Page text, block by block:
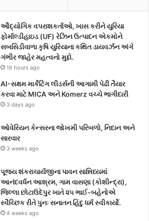
e
b
o
o
k
t
t
e
t
a
g
a
ઔદ્યોગિક વપરાશકર્તાઓ, ખાસ કરીને યુરિયા
ફોર્માલ્ડીહાઇડ (UF) રેઝિન ઉત્પાદન એકમોને
સબસિડીવાળા કૃષિ યુરિયાના કથિત ડાયવર્ઝન અંગે
ગંભીર જાહેર મહત્વનો મુદ્દો.
16 hours ago
AI-સક્ષમ માર્કેટિંગ લીડર્સની આગામી પેઢી તૈયાર
કરવા માટે MICA અને Komerz વચ્ચે ભાગીદારી
3 days ago
ઓવેરિયન કેન્સરના જોખમી પરિબળો, નિદાન અને
સારવાર
3 weeks ago
પૂજ્ય શંકરાચાર્યજીના પાવન સાન્નિધ્યમાં
આનંદવર્ધન આશ્રમ, ગામ વાસણા (કોશીન્દ્રા),
જિલ્લા છોટાઉદેપુર ખાતે ૨૫ ભાઈ-બહેનોએ
સ્વૈચ્છિક રીતે પુનઃ સનાતન હિંદુ ધર્મ સ્વીકાર્યો.
4 weeks ago